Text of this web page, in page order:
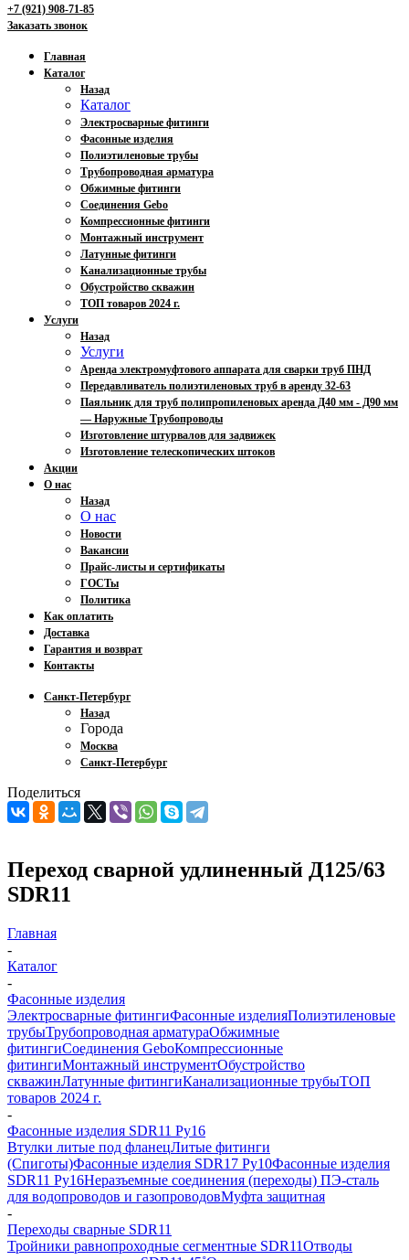
+7 (921) 908-71-85
Заказать звонок
Главная
Каталог
Назад
Каталог
Электросварные фитинги
Фасонные изделия
Полиэтиленовые трубы
Трубопроводная арматура
Обжимные фитинги
Соединения Gebo
Компрессионные фитинги
Монтажный инструмент
Латунные фитинги
Канализационные трубы
Обустройство скважин
ТОП товаров 2024 г.
Услуги
Назад
Услуги
Аренда электромуфтового аппарата для сварки труб ПНД
Передавливатель полиэтиленовых труб в аренду 32-63
Паяльник для труб полипропиленовых аренда Д40 мм - Д90 мм
— Наружные Трубопроводы
Изготовление штурвалов для задвижек
Изготовление телескопических штоков
Акции
О нас
Назад
О нас
Новости
Вакансии
Прайс-листы и сертификаты
ГОСТы
Политика
Как оплатить
Доставка
Гарантия и возврат
Контакты
Санкт-Петербург
Назад
Города
Москва
Санкт-Петербург
Поделиться
Переход сварной удлиненный Д125/63
SDR11
Главная
-
Каталог
-
Фасонные изделия
Электросварные фитингиФасонные изделияПолиэтиленовые
трубыТрубопроводная арматураОбжимные
фитингиСоединения GeboКомпрессионные
фитингиМонтажный инструментОбустройство
скважинЛатунные фитингиКанализационные трубыТОП
товаров 2024 г.
-
Фасонные изделия SDR11 Ру16
Втулки литые под фланецЛитые фитинги
(Спиготы)Фасонные изделия SDR17 Ру10Фасонные изделия
SDR11 Ру16Неразъемные соединения (переходы) ПЭ-сталь
для водопроводов и газопроводовМуфта защитная
-
Переходы сварные SDR11
Тройники равнопроходные сегментные SDR11Отводы